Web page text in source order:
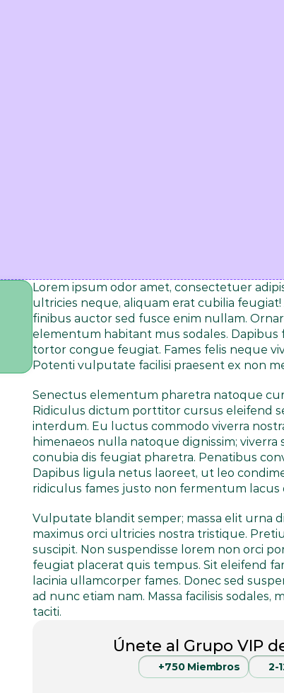
Lorem ipsum odor amet, consectetuer
ultricies neque, aliquam erat cubilia
finibus auctor sed fusce enim nullam.
elementum habitant mus sodales.
tortor congue feugiat. Fames felis neque
Potenti vulputate facilisi praesent ex non
Senectus elementum pharetra natoque
Ridiculus dictum porttitor cursus eleifend
interdum. Eu luctus commodo viverra
himenaeos nulla natoque dignissim; viverra
conubia dis feugiat pharetra. Penatibus
Dapibus ligula netus laoreet, ut leo
ridiculus fames justo non fermentum lacus
Vulputate blandit semper; massa elit urna
maximus orci ultricies nostra tristique.
suscipit. Non suspendisse lorem non orci
feugiat placerat quis tempus. Sit eleifend
lacinia ullamcorper fames. Donec sed
ad nunc etiam nam. Massa facilisis sodales,
taciti.
Únete al Grupo VIP
+750 Miembros 2-